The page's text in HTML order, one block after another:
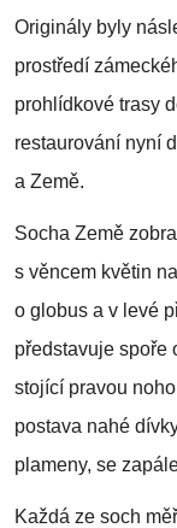
Originály byly
prostředí
prohlídkové trasy
restaurování nyní
a Země.
Socha Země
s věncem květin
o globus a v levé
představuje spoře
stojící pravou
postava nahé
plameny, se
Každá ze soch